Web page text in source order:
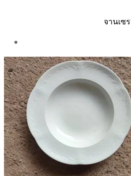
จานเซ
By
Aea